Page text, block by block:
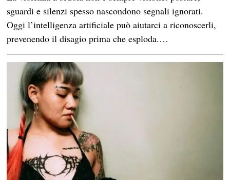
sguardi e silenzi spesso nascondono segnali ignorati.
Oggi l’intelligenza artificiale può aiutarci a riconoscerli,
prevenendo il disagio prima che esploda.…